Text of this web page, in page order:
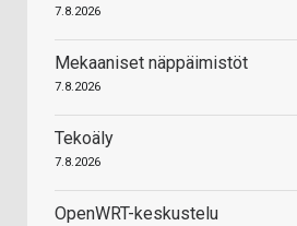
7.8.2026
Mekaaniset näppäimistöt
7.8.2026
Tekoäly
7.8.2026
OpenWRT-keskustelu